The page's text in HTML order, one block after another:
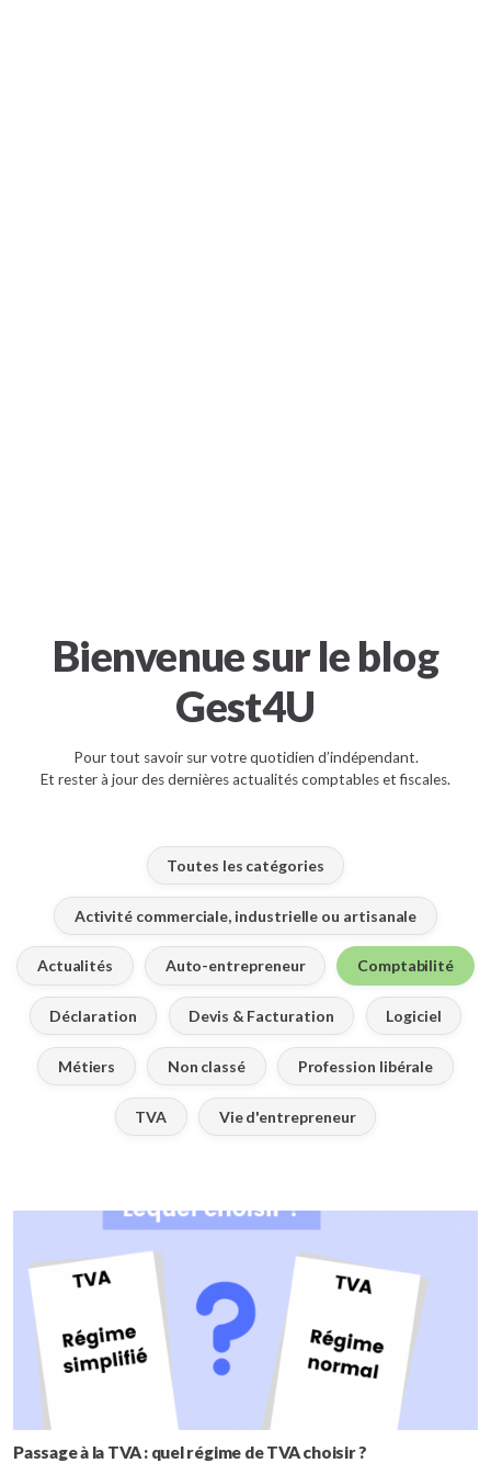
Bienvenue sur le blog
Gest4U
Pour tout savoir sur votre quotidien d’indépendant.
Et rester à jour des dernières actualités comptables et fiscales.
Toutes les catégories
Activité commerciale, industrielle ou artisanale
Actualités Auto-entrepreneur Comptabilité
Déclaration Devis & Facturation Logiciel
Métiers Non classé Profession libérale
TVA Vie d'entrepreneur
Passage à la TVA : quel régime de TVA choisir ?